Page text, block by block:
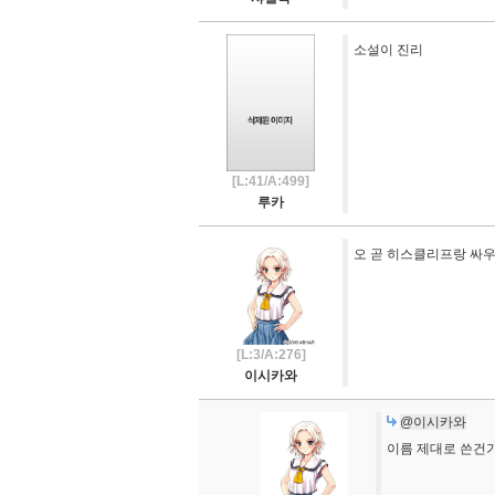
[L:41/A:499]
루카
소설이 진리
[L:3/A:276]
이시카와
오 곧 히스클리프랑 싸
@이시카와
이름 제대로 쓴건